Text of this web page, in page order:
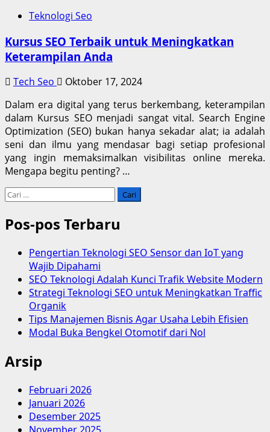
Teknologi Seo
Kursus SEO Terbaik untuk Meningkatkan
Keterampilan Anda
Tech Seo
Oktober 17, 2024
Dalam era digital yang terus berkembang, keterampilan
dalam Kursus SEO menjadi sangat vital. Search Engine
Optimization (SEO) bukan hanya sekadar alat; ia adalah
seni dan ilmu yang mendasar bagi setiap profesional
yang ingin memaksimalkan visibilitas online mereka.
Mengapa begitu penting? …
Cari
Pos-pos Terbaru
Pengertian Teknologi SEO Sensor dan IoT yang
Wajib Dipahami
SEO Teknologi Adalah Kunci Trafik Website Modern
Strategi Teknologi SEO untuk Meningkatkan Traffic
Organik
Tips Manajemen Bisnis Agar Usaha Lebih Efisien
Modal Buka Bengkel Otomotif dari Nol
Arsip
Februari 2026
Januari 2026
Desember 2025